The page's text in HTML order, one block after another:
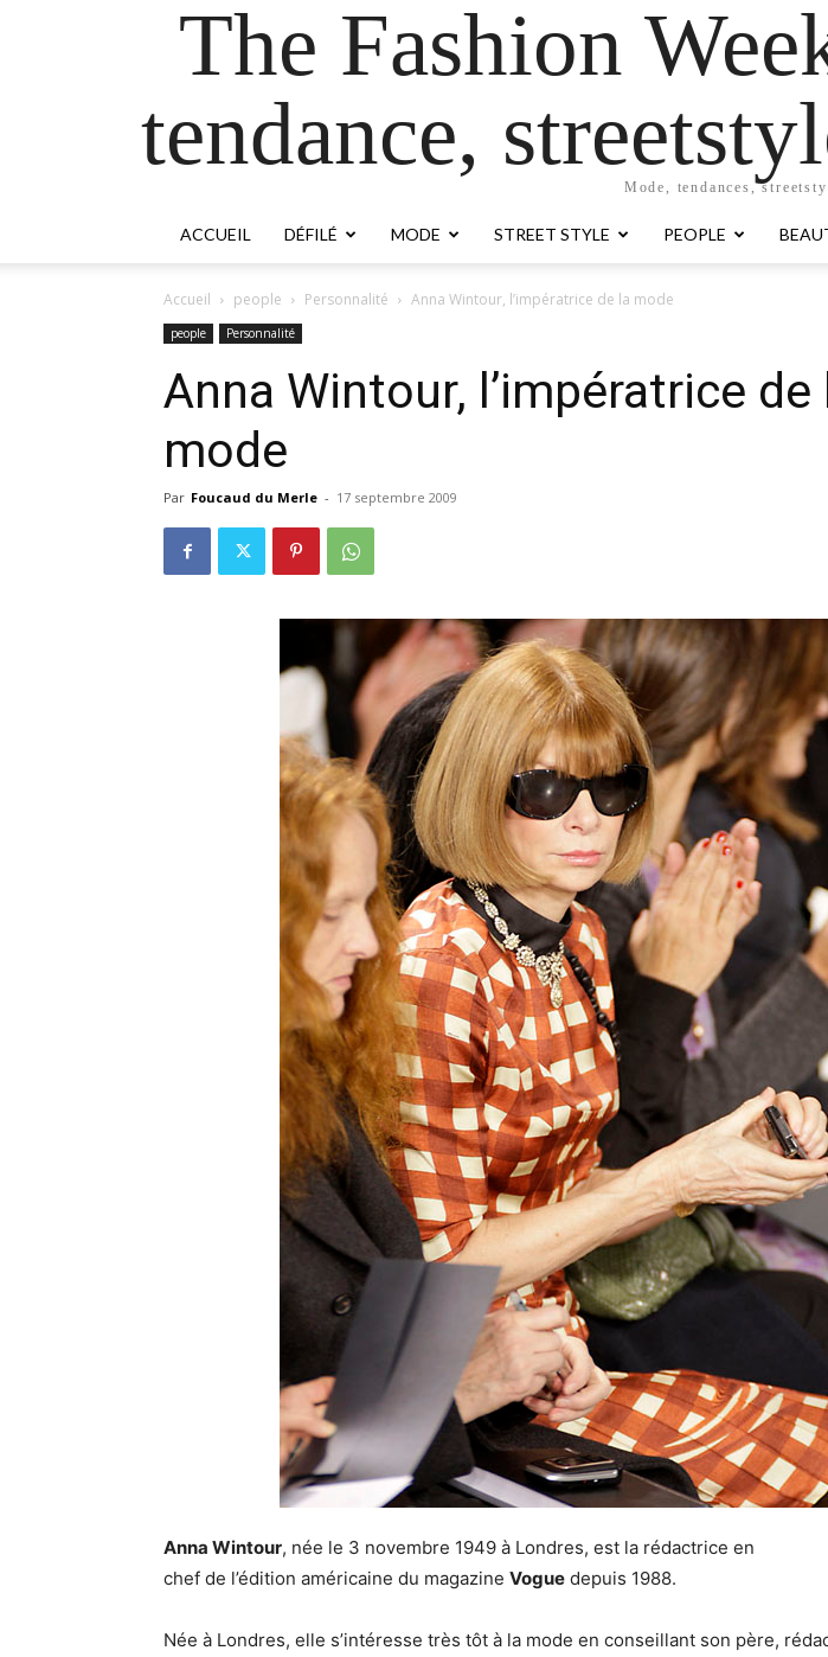
The Fashion
tendance,
Mode, tendances,
ACCUEIL DÉFILÉ MODE STREET STYLE PEOPLE
Accueil people Personnalité Anna Wintour, l’impératrice de la mode
people Personnalité
Anna Wintour, l’impératrice de
mode
Par Foucaud du Merle - 17 septembre 2009
Anna Wintour, née le 3 novembre 1949 à Londres, est la rédactrice en
chef de l’édition américaine du magazine Vogue depuis 1988.
Née à Londres, elle s’intéresse très tôt à la mode en conseillant son père,